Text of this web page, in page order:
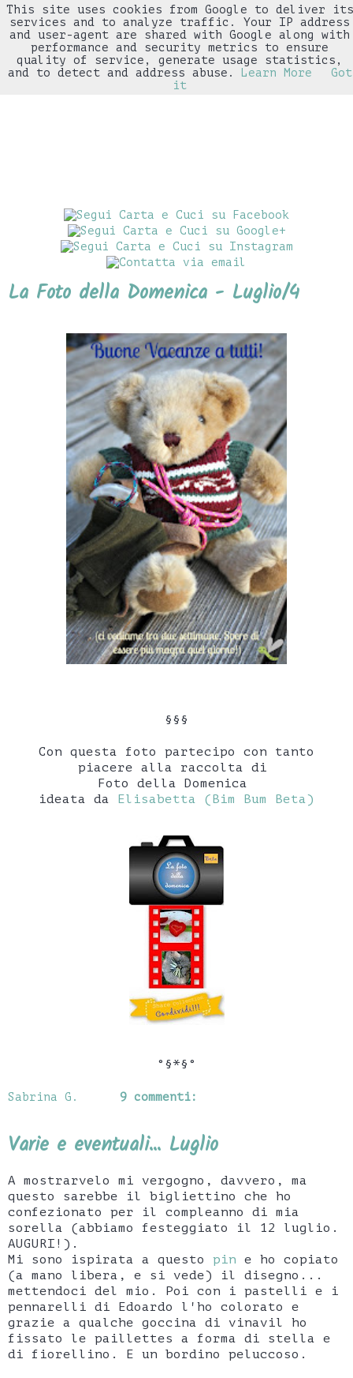
▼
La Foto della Domenica - Luglio/4
§§§
Con questa foto partecipo con tanto
piacere alla raccolta di
Foto della Domenica
ideata da Elisabetta (Bim Bum Beta)
°§*§°
Sabrina G. 9 commenti:
Varie e eventuali... Luglio
A mostrarvelo mi vergogno, davvero, ma
questo sarebbe il bigliettino che ho
confezionato per il compleanno di mia
sorella (abbiamo festeggiato il 12 luglio.
AUGURI!).
Mi sono ispirata a questo pin e ho copiato
(a mano libera, e si vede) il disegno...
mettendoci del mio. Poi con i pastelli e i
pennarelli di Edoardo l'ho colorato e
grazie a qualche goccina di vinavil ho
fissato le paillettes a forma di stella e
di fiorellino. E un bordino peluccoso.
This site uses cookies from Google to deliver its
services and to analyze traffic. Your IP address
and user-agent are shared with Google along with
performance and security metrics to ensure
quality of service, generate usage statistics,
and to detect and address abuse.
Learn More
Got
it